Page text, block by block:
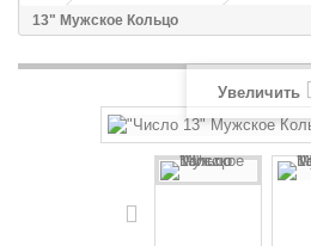
13" Мужское Кольцо
Увеличить